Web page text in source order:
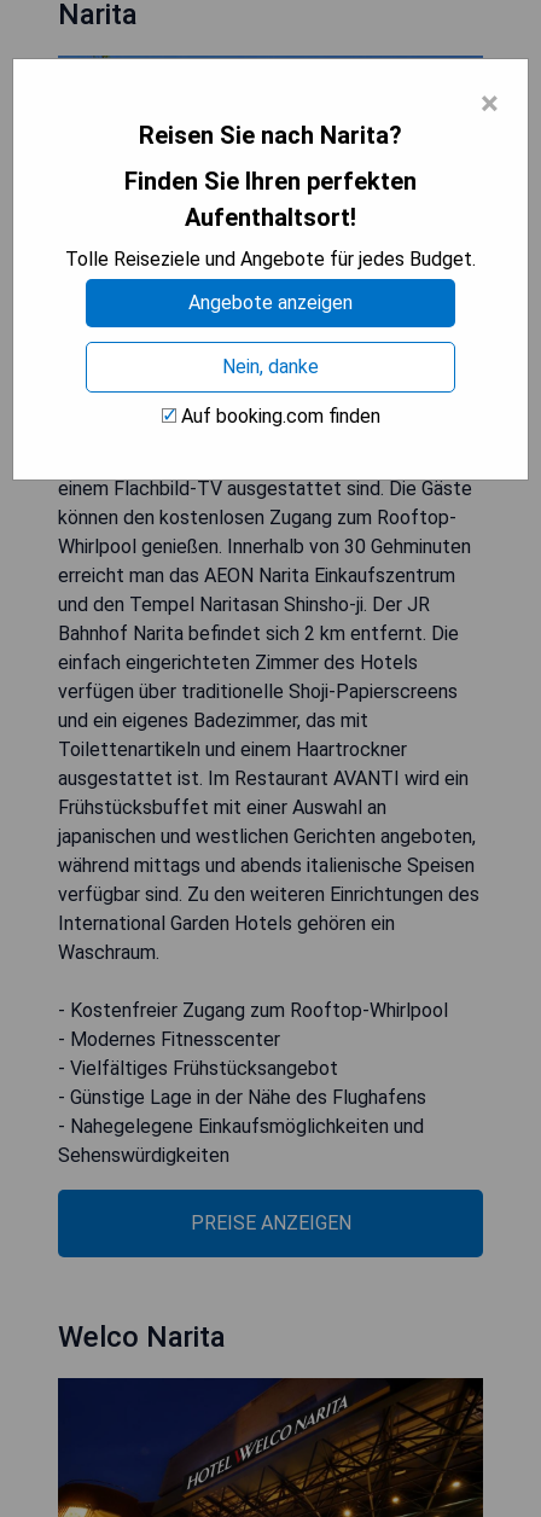
Narita
Das International Garden Hotel Narita liegt nur 15
bietet ein modernes Ambiente mit einem 24-
einem Flachbild-TV ausgestattet sind. Die Gäste
können den kostenlosen Zugang zum Rooftop-
Whirlpool genießen. Innerhalb von 30 Gehminuten
erreicht man das AEON Narita Einkaufszentrum
und den Tempel Naritasan Shinsho-ji. Der JR
Bahnhof Narita befindet sich 2 km entfernt. Die
einfach eingerichteten Zimmer des Hotels
verfügen über traditionelle Shoji-Papierscreens
und ein eigenes Badezimmer, das mit
Toilettenartikeln und einem Haartrockner
ausgestattet ist. Im Restaurant AVANTI wird ein
Frühstücksbuffet mit einer Auswahl an
japanischen und westlichen Gerichten angeboten,
während mittags und abends italienische Speisen
verfügbar sind. Zu den weiteren Einrichtungen des
International Garden Hotels gehören ein
Waschraum.
- Kostenfreier Zugang zum Rooftop-Whirlpool
- Modernes Fitnesscenter
- Vielfältiges Frühstücksangebot
- Günstige Lage in der Nähe des Flughafens
- Nahegelegene Einkaufsmöglichkeiten und
Sehenswürdigkeiten
PREISE ANZEIGEN
Welco Narita
×
Reisen Sie nach Narita?
Finden Sie Ihren perfekten
Aufenthaltsort!
Tolle Reiseziele und Angebote für jedes Budget.
Angebote anzeigen
Nein, danke
Auf booking.com finden